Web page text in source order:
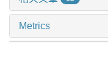
Metrics